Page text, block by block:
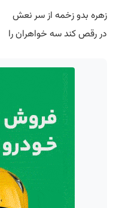
زهره بدو زخمه از سر نعش
در رقص کند سه خواهران را